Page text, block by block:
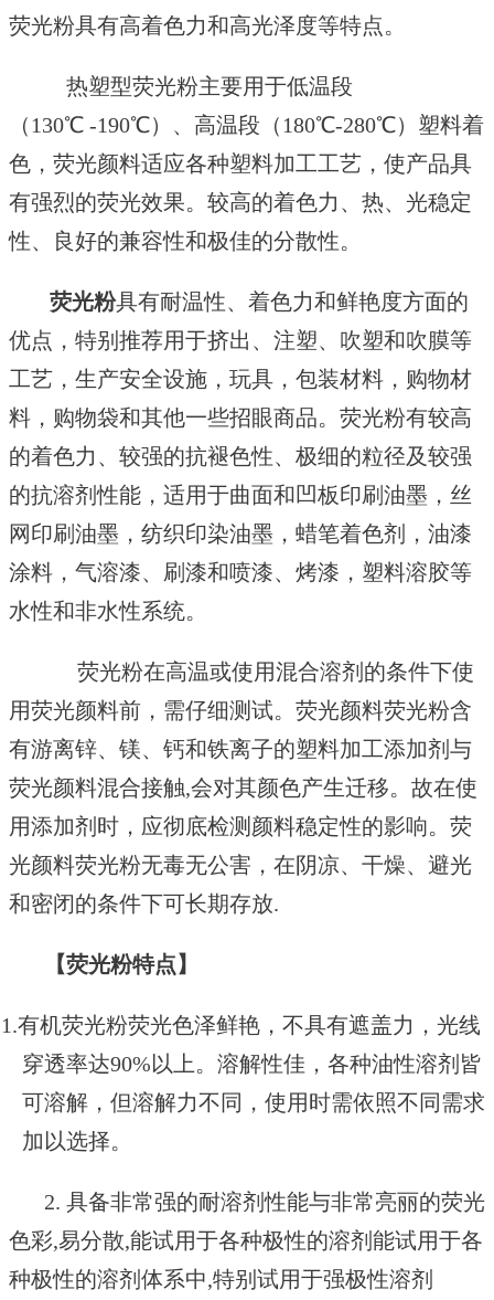
荧光粉具有高着色力和高光泽度等特点。
热塑型荧光粉主要用于低温段
（130℃ -190℃）、高温段（180℃-280℃）塑料着
色，荧光颜料适应各种塑料加工工艺，使产品具
有强烈的荧光效果。较高的着色力、热、光稳定
性、良好的兼容性和极佳的分散性。
荧光粉具有耐温性、着色力和鲜艳度方面的
优点，特别推荐用于挤出、注塑、吹塑和吹膜等
工艺，生产安全设施，玩具，包装材料，购物材
料，购物袋和其他一些招眼商品。荧光粉有较高
的着色力、较强的抗褪色性、极细的粒径及较强
的抗溶剂性能，适用于曲面和凹板印刷油墨，丝
网印刷油墨，纺织印染油墨，蜡笔着色剂，油漆
涂料，气溶漆、刷漆和喷漆、烤漆，塑料溶胶等
水性和非水性系统。
荧光粉在高温或使用混合溶剂的条件下使
用荧光颜料前，需仔细测试。荧光颜料荧光粉含
有游离锌、镁、钙和铁离子的塑料加工添加剂与
荧光颜料混合接触,会对其颜色产生迁移。故在使
用添加剂时，应彻底检测颜料稳定性的影响。荧
光颜料荧光粉无毒无公害，在阴凉、干燥、避光
和密闭的条件下可长期存放.
【荧光粉特点】
1.有机荧光粉荧光色泽鲜艳，不具有遮盖力，光线
穿透率达90%以上。溶解性佳，各种油性溶剂皆
可溶解，但溶解力不同，使用时需依照不同需求
加以选择。
2. 具备非常强的耐溶剂性能与非常亮丽的荧光
色彩,易分散,能试用于各种极性的溶剂能试用于各
种极性的溶剂体系中,特别试用于强极性溶剂